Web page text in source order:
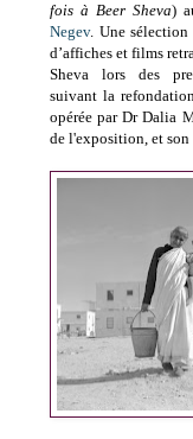
fois à Beer Sheva)
Negev. Une
d’affiches et films
Sheva lors des
suivant la
opérée par Dr Dalia
de l'exposition, et